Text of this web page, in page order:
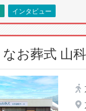
インタビュー